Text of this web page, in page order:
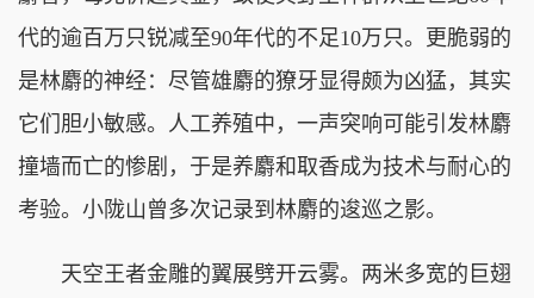
代的逾百万只锐减至90年代的不足10万只。更脆弱的
是林麝的神经：尽管雄麝的獠牙显得颇为凶猛，其实
它们胆小敏感。人工养殖中，一声突响可能引发林麝
撞墙而亡的惨剧，于是养麝和取香成为技术与耐心的
考验。小陇山曾多次记录到林麝的逡巡之影。
天空王者金雕的翼展劈开云雾。两米多宽的巨翅